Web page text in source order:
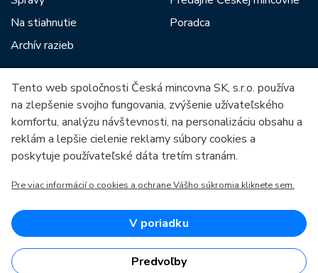
Na stiahnutie
Archív razieb
Poradca
Medzi našich partnerov patria:
Európska únia
OP Podnikanie a inovácie pre konkurencieschopnosť
Európsky fond pre regionálny rozvoj
Tento web spoločnosti Česká mincovna SK, s.r.o. používa
na zlepšenie svojho fungovania, zvýšenie užívateľského
komfortu, analýzu návštevnosti, na personalizáciu obsahu a
reklám a lepšie cielenie reklamy súbory cookies a
poskytuje používateľské dáta tretím stranám.
Pre viac informácií o cookies a ochrane Vášho súkromia kliknete sem.
V poriadku
Predvoľby